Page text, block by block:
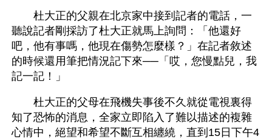
杜大正的父親在北京家中接到記者的電話，一
聽說記者剛採訪了杜大正就馬上詢問：「他還好
吧，他有事嗎，他現在傷勢怎麼樣？」在記者敘述
的時候還用筆把情況記下來──「哎，您慢點兒，我
記一記！」
杜大正的父母在飛機失事後不久就從電視裏得
知了恐怖的消息，全家立即陷入了難以描述的複雜
心情中，絕望和希望不斷互相纏繞，直到15日下午4